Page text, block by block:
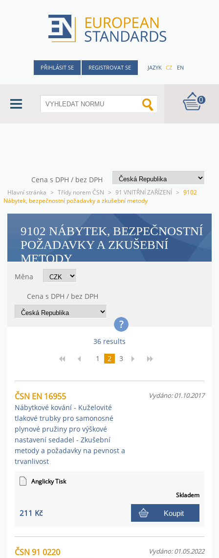
PŘIHLÁSIT SE REGISTROVAT SE JAZYK CZ EN
0
Cena s DPH / bez DPH
Hlavní stránka > Třídy norem ČSN > 91 VNITŘNÍ ZAŘÍZENÍ > 9102
Nábytek, bezpečnostní požadavky a zkušební metody
9102 NÁBYTEK, BEZPEČNOSTNÍ
POŽADAVKY A ZKUŠEBNÍ
METODY
Měna
Cena s DPH / bez DPH
36 results
1
2 3
ČSN EN 16955
Nábytkové kování - Kuželovité
tlakové trubky pro samonosné
plynové pružiny pro výškové
nastavení sedadel - Zkušební
metody a požadavky na pevnost a
trvanlivost
Vydáno: 01.10.2017
Anglicky Tisk
Skladem
211 Kč Koupit
ČSN 91 0220 Vydáno: 01.05.2022